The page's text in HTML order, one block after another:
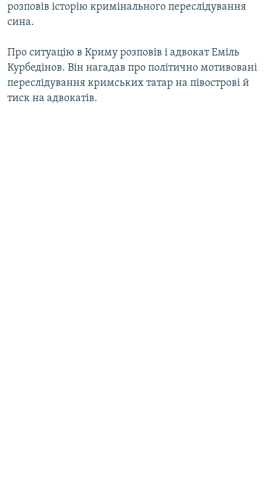
розповів історію кримінального переслідування
сина.
Про ситуацію в Криму розповів і адвокат Еміль
Курбедінов. Він нагадав про політично мотивовані
переслідування кримських татар на півострові й
тиск на адвокатів.